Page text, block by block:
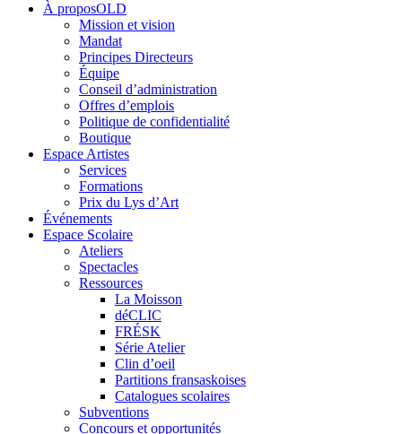
À proposOLD
Mission et vision
Mandat
Principes Directeurs
Équipe
Conseil d’administration
Offres d’emplois
Politique de confidentialité
Boutique
Espace Artistes
Services
Formations
Prix du Lys d’Art
Événements
Espace Scolaire
Ateliers
Spectacles
Ressources
La Moisson
déCLIC
FRÉSK
Série Atelier
Clin d’oeil
Partitions fransaskoises
Catalogues scolaires
Subventions
Concours et opportunités